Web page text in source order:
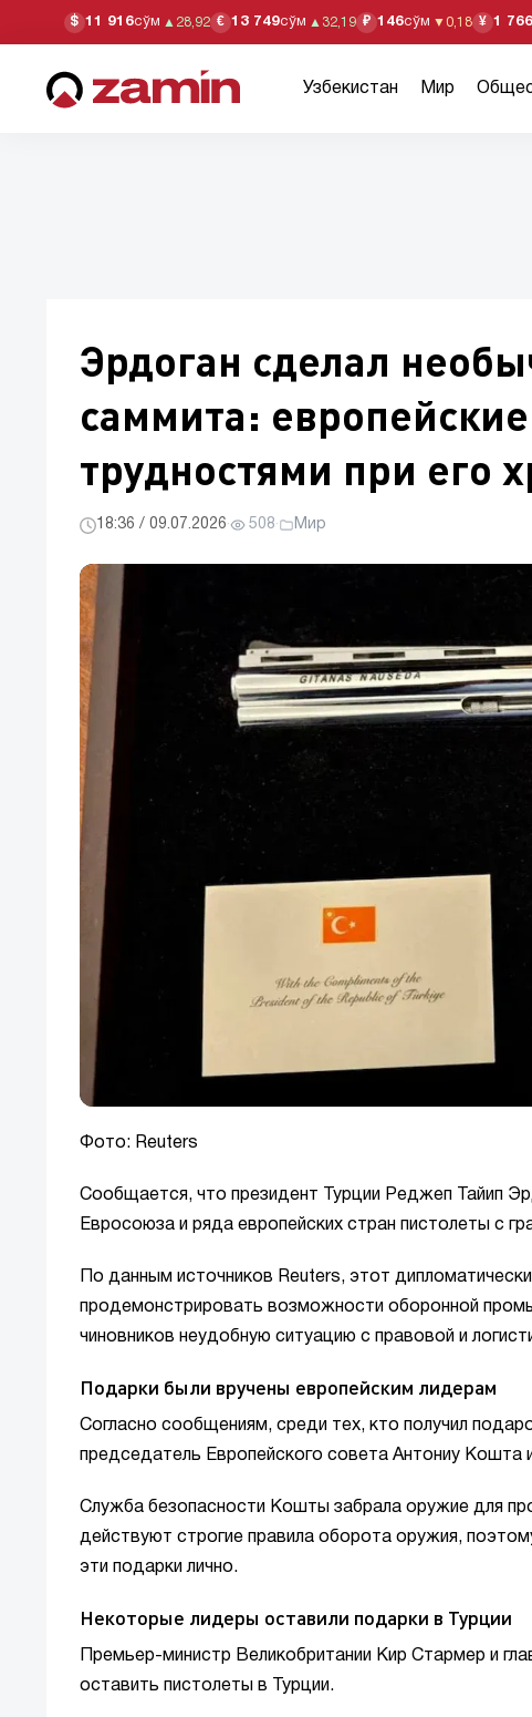
$ 11 916сўм ▲ 28,92 € 13 749сўм ▲ 32,19 ₽ 146сўм ▼ 0,18 ¥ 1 766
Узбекистан Мир
Эрдоган сделал
саммита:
трудностями при его
18:36 / 09.07.2026· 508· Мир
Фото: Reuters
Сообщается, что президент Турции Реджеп Тайип
Евросоюза и ряда европейских стран пистолеты с
По данным источников Reuters, этот
продемонстрировать возможности оборонной
чиновников неудобную ситуацию с правовой и
Подарки были вручены европейским лидерам
Согласно сообщениям, среди тех, кто получил
председатель Европейского совета Антониу Кошта
Служба безопасности Кошты забрала оружие для
действуют строгие правила оборота оружия,
эти подарки лично.
Некоторые лидеры оставили подарки в Турции
Премьер-министр Великобритании Кир Стармер и
оставить пистолеты в Турции.